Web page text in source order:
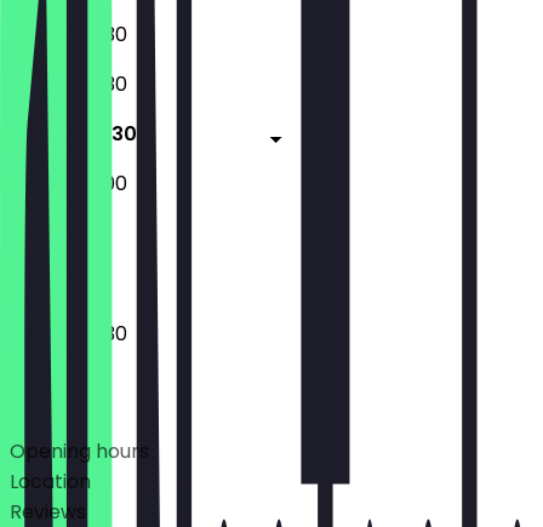
08:00 - 18:30
08:00 - 18:30
08:00 - 18:30
08:00 - 13:00
Closed
08:00 - 18:30
Deals
Opening hours
Location
Reviews